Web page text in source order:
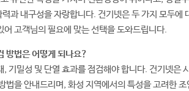
과 내구성을 자랑합니다. 건기넷은 두 가지 모두에
어 고객님의 필요에 맞는 선택을 도와드립니다.
방법은 어떻게 되나요?
, 기밀성 및 단열 효과를 점검해야 합니다. 건기넷은
법을 안내드리며, 화성 지역에서의 특성을 고려한 조